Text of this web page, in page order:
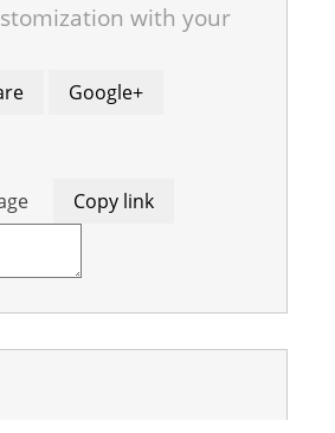
with your
Google+
Copy link